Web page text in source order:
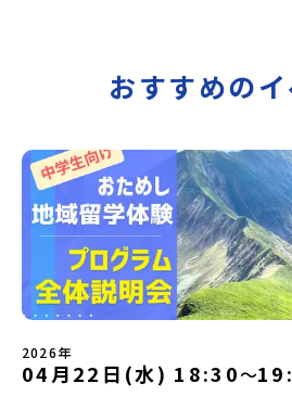
おすすめの
2026年
04月22日(水) 18:30〜